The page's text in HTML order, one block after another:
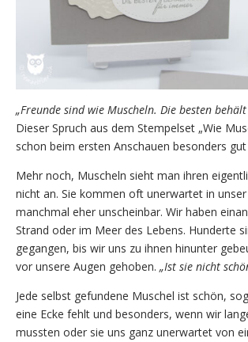
„Freunde sind wie Muscheln. Die besten
Dieser Spruch aus dem Stempelset „Wie
schon beim ersten Anschauen besonders
Mehr noch, Muscheln sieht man ihren
nicht an. Sie kommen oft unerwartet in
manchmal eher unscheinbar. Wir haben
Strand oder im Meer des Lebens. Hunderte
gegangen, bis wir uns zu ihnen hinunter
vor unsere Augen gehoben. „Ist sie nicht
Jede selbst gefundene Muschel ist schön,
eine Ecke fehlt und besonders, wenn wir
mussten oder sie uns ganz unerwartet von